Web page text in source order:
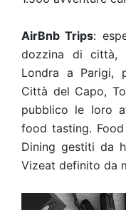
AirBnb Trips:
dozzina di città,
Londra a Parigi,
Città del Capo,
pubblico le loro
food tasting.
Dining gestiti da
Vizeat definito da